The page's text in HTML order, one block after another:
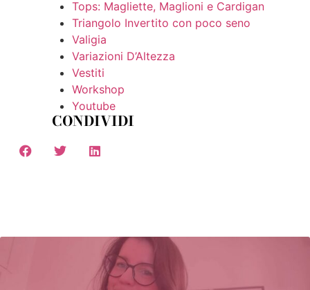
Tops: Magliette, Maglioni e Cardigan
Triangolo Invertito con poco seno
Valigia
Variazioni D’Altezza
Vestiti
Workshop
Youtube
CONDIVIDI